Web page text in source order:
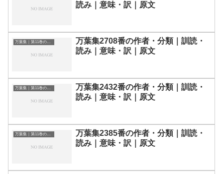
読み｜意味・訳｜原文
万葉集｜第11巻の和歌一覧
万葉集2708番の作者・分類｜訓読・
読み｜意味・訳｜原文
万葉集｜第11巻の和歌一覧
万葉集2432番の作者・分類｜訓読・
読み｜意味・訳｜原文
万葉集｜第11巻の和歌一覧
万葉集2385番の作者・分類｜訓読・
読み｜意味・訳｜原文